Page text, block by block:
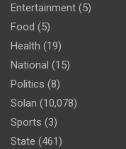
Entertainment (5)
Food (5)
Health (19)
National (15)
Politics (8)
Solan (10,078)
Sports (3)
State (461)